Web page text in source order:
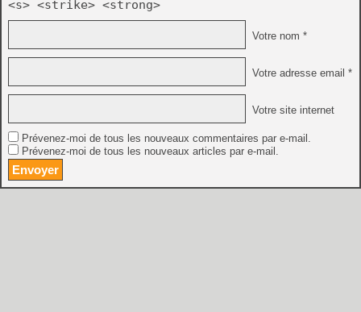
<s> <strike> <strong>
Votre nom *
Votre adresse email *
Votre site internet
Prévenez-moi de tous les nouveaux commentaires par e-mail.
Prévenez-moi de tous les nouveaux articles par e-mail.